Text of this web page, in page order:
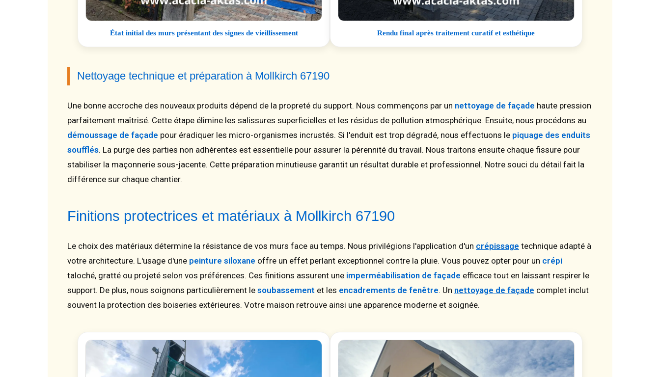
État initial des murs présentant des signes de vieillissement Rendu final après traitement curatif et esthétique
Nettoyage technique et préparation à Mollkirch 67190
Une bonne accroche des nouveaux produits dépend de la propreté du support. Nous commençons par un nettoyage de façade haute pression
parfaitement maîtrisé. Cette étape élimine les salissures superficielles et les résidus de pollution atmosphérique. Ensuite, nous procédons au
démoussage de façade pour éradiquer les micro-organismes incrustés. Si l'enduit est trop dégradé, nous effectuons le piquage des enduits
soufflés. La purge des parties non adhérentes est essentielle pour assurer la pérennité du travail. Nous traitons ensuite chaque fissure pour
stabiliser la maçonnerie sous-jacente. Cette préparation minutieuse garantit un résultat durable et professionnel. Notre souci du détail fait la
différence sur chaque chantier.
Finitions protectrices et matériaux à Mollkirch 67190
Le choix des matériaux détermine la résistance de vos murs face au temps. Nous privilégions l'application d'un crépissage technique adapté à
votre architecture. L'usage d'une peinture siloxane offre un effet perlant exceptionnel contre la pluie. Vous pouvez opter pour un crépi
taloché, gratté ou projeté selon vos préférences. Ces finitions assurent une imperméabilisation de façade efficace tout en laissant respirer le
support. De plus, nous soignons particulièrement le soubassement et les encadrements de fenêtre. Un nettoyage de façade complet inclut
souvent la protection des boiseries extérieures. Votre maison retrouve ainsi une apparence moderne et soignée.